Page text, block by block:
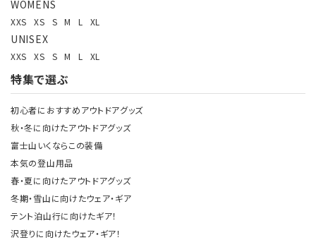
WOMENS
XXS XS S M L XL
UNISEX
XXS XS S M L XL
特集で選ぶ
初心者におすすめアウトドアグッズ
秋・冬に向けたアウトドアグッズ
富士山いくならこの装備
本気の登山用品
春・夏に向けたアウトドアグッズ
冬期・雪山に向けたウェア・ギア
テント泊山行に向けたギア！
沢登りに向けたウェア・ギア！